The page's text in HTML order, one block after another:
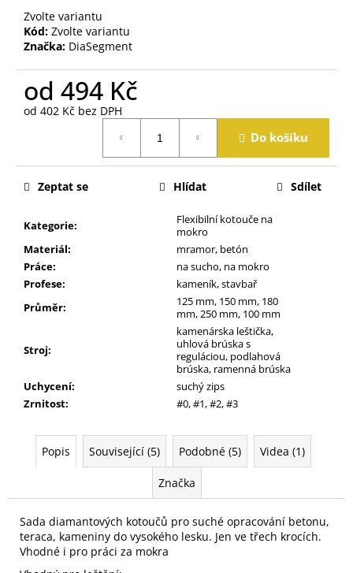
Zvolte variantu
Kód: Zvolte variantu
Značka: DiaSegment
od 494 Kč
od 402 Kč bez DPH
Do košíku
Kategorie:
Flexibilní kotouče na
mokro
Materiál:
mramor, betón
Práce:
na sucho, na mokro
Profese:
kameník, stavbař
Průměr:
125 mm, 150 mm, 180
mm, 250 mm, 100 mm
Stroj:
kamenárska leštička,
uhlová brúska s
reguláciou, podlahová
brúska, ramenná brúska
Uchycení:
suchý zips
Zrnitost: #0, #1, #2, #3
Zeptat se Hlídat Sdílet
Popis Související (5) Podobné (5) Videa (1)
Značka
Sada diamantových kotoučů pro suché opracování betonu,
teraca, kameniny do vysokého lesku. Jen ve třech krocích.
Vhodné i pro práci za mokra